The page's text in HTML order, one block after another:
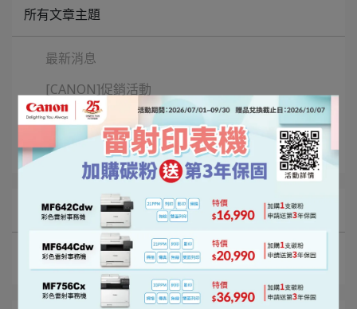
所有文章主題
最新消息
[CANON]促銷活動
[BROTHER]促銷活動
公司政策
文章分類
性別平等 申訴管道 職場安全 退貨政策